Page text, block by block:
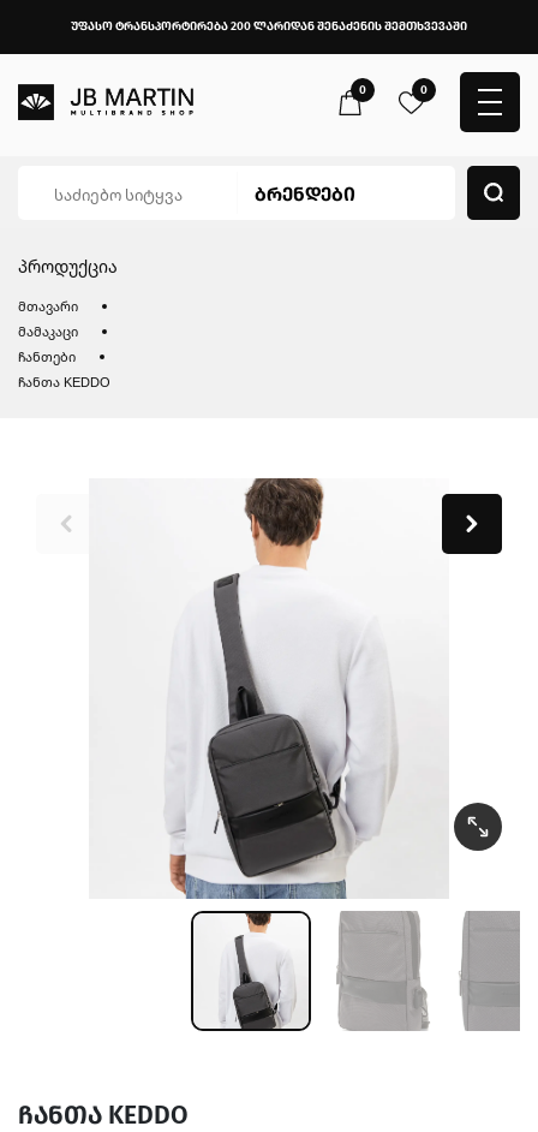
უფასო ტრანსპორტირება 200 ლარიდან შენაძენის შემთხვევაში
0 0
პროდუქცია
მთავარი
მამაკაცი
ჩანთები
ჩანთა KEDDO
ჩანთა KEDDO